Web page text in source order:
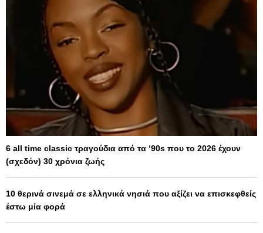
6 all time classic τραγούδια από τα ‘90s που το 2026 έχουν
(σχεδόν) 30 χρόνια ζωής
10 θερινά σινεμά σε ελληνικά νησιά που αξίζει να επισκεφθείς
έστω μία φορά